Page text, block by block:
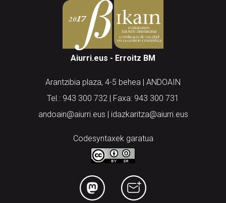
Aiurri.eus - Erroitz BM
Arantzibia plaza, 4-5 behea | ANDOAIN
Tel.: 943 300 732 | Faxa: 943 300 731
andoain@aiurri.eus | idazkaritza@aiurri.eus
Codesyntaxek garatua